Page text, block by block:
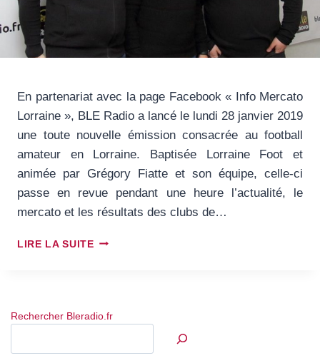
En partenariat avec la page Facebook « Info Mercato
Lorraine », BLE Radio a lancé le lundi 28 janvier 2019
une toute nouvelle émission consacrée au football
amateur en Lorraine. Baptisée Lorraine Foot et
animée par Grégory Fiatte et son équipe, celle-ci
passe en revue pendant une heure l’actualité, le
mercato et les résultats des clubs de…
LIRE LA SUITELANCEMENT
BLE
Rechercher Bleradio.fr